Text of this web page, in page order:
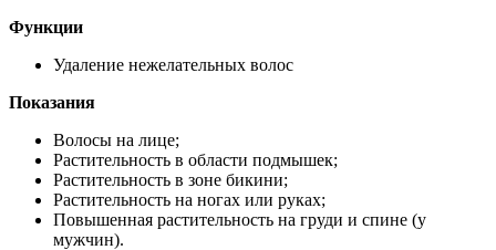
Функции
Удаление нежелательных волос
Показания
Волосы на лице;
Растительность в области подмышек;
Растительность в зоне бикини;
Растительность на ногах или руках;
Повышенная растительность на груди и спине (у
мужчин).